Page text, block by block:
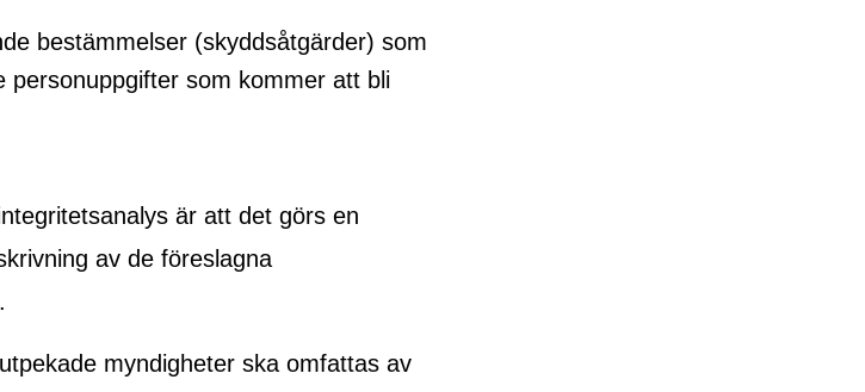
bestämmelser (skyddsåtgärder) som
personuppgifter som kommer att bli
är att det görs en
av de föreslagna
myndigheter ska omfattas av